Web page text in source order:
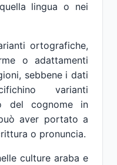
lingua o nei
ortografiche,
o adattamenti
sebbene i dati
varianti
del cognome in
aver portato a
o pronuncia.
culture araba e